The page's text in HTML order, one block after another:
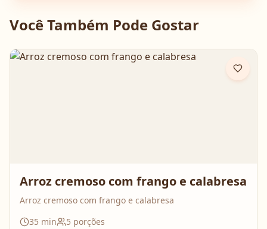
Você Também Pode Gostar
Arroz cremoso com frango e calabresa
Arroz cremoso com frango e calabresa
35 min 5 porções